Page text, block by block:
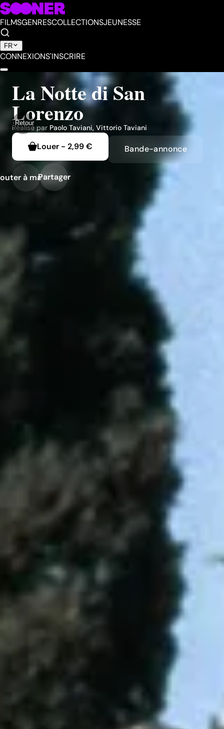
FILMSGENRESCOLLECTIONSJEUNESSE
FR
CONNEXIONS'INSCRIRE
Retour
La Notte di San
Lorenzo
Réalisé par Paolo Taviani, Vittorio Taviani
Louer - 2,99 € Bande-annonce
à ma liste
Partager